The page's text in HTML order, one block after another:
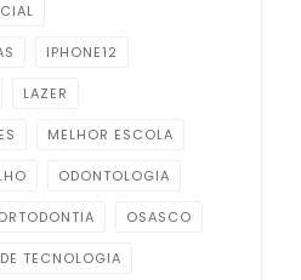
IPHONE12
LAZER
MELHOR ESCOLA
ODONTOLOGIA
OSASCO
TECNOLOGIA